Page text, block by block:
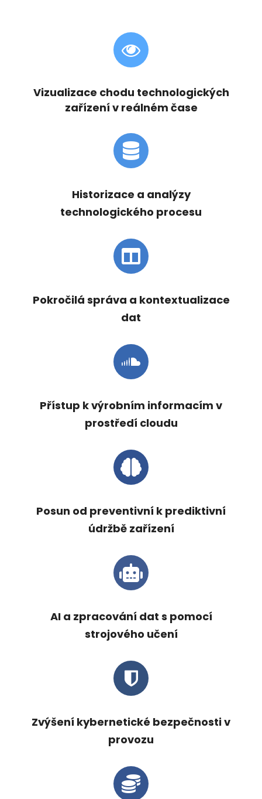
Vizualizace chodu technologických
zařízení v reálném čase
Historizace a analýzy
technologického procesu
Pokročilá správa a kontextualizace
dat
Přístup k výrobním informacím v
prostředí cloudu
Posun od preventivní k prediktivní
údržbě zařízení
AI a zpracování dat s pomocí
strojového učení
Zvýšení kybernetické bezpečnosti v
provozu